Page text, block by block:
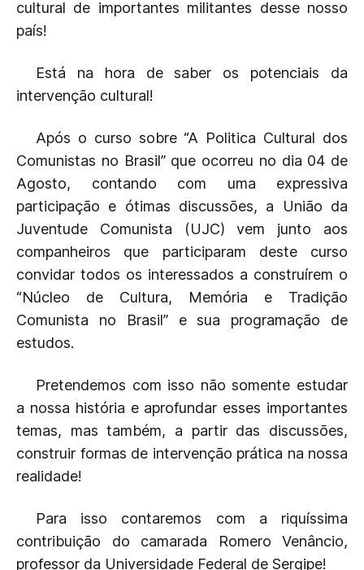
cultural de importantes militantes desse nosso
país!
Está na hora de saber os potenciais da
intervenção cultural!
Após o curso sobre “A Politica Cultural dos
Comunistas no Brasil” que ocorreu no dia 04 de
Agosto, contando com uma expressiva
participação e ótimas discussões, a União da
Juventude Comunista (UJC) vem junto aos
companheiros que participaram deste curso
convidar todos os interessados a construírem o
“Núcleo de Cultura, Memória e Tradição
Comunista no Brasil” e sua programação de
estudos.
Pretendemos com isso não somente estudar
a nossa história e aprofundar esses importantes
temas, mas também, a partir das discussões,
construir formas de intervenção prática na nossa
realidade!
Para isso contaremos com a riquíssima
contribuição do camarada Romero Venâncio,
professor da Universidade Federal de Sergipe!